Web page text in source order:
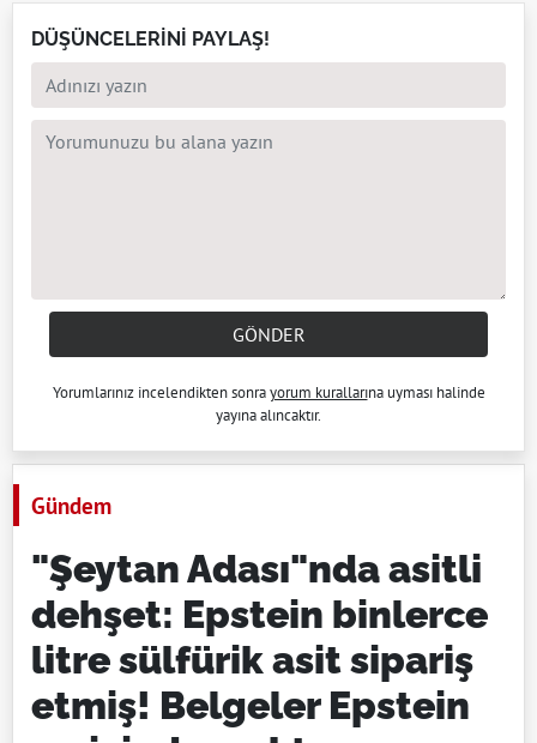
DÜŞÜNCELERİNİ PAYLAŞ!
GÖNDER
Yorumlarınız incelendikten sonrayorum kurallarına uyması halinde
yayına alıncaktır.
Gündem
"Şeytan Adası"nda asitli
dehşet: Epstein binlerce
litre sülfürik asit sipariş
etmiş! Belgeler Epstein